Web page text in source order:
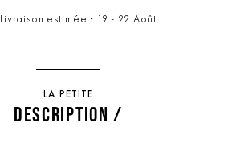
Livraison estimée : 19 - 22 Août
LA PETITE
DESCRIPTION /